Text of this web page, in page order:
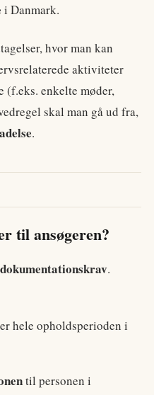
i Danmark.
hvor man kan
aktiviteter
(f.eks. enkelte møder,
skal man gå ud fra,
.
til ansøgeren?
dokumentationskrav.
hele opholdsperioden i
til personen i